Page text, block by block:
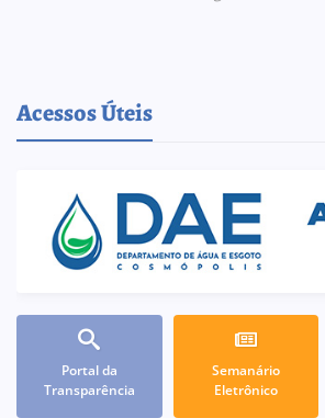
Acessos Úteis
Portal da
Transparência
Semanário
Eletrônico